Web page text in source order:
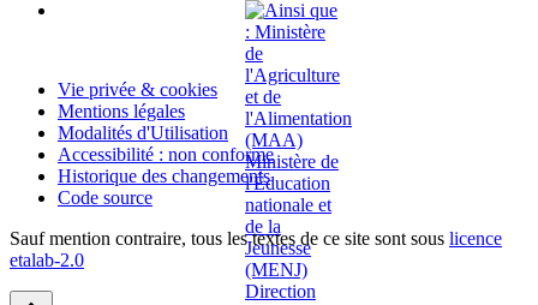
Vie privée & cookies
Mentions légales
Modalités d'Utilisation
Accessibilité : non conforme
Historique des changements
Code source
Sauf mention contraire, tous les textes de ce site sont sous licence
etalab-2.0